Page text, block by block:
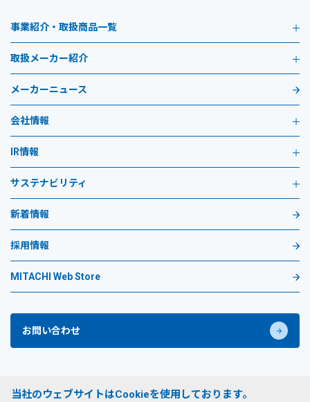
事業紹介・取扱商品一覧
取扱メーカー紹介
メーカーニュース
会社情報
IR情報
サステナビリティ
新着情報
採用情報
MITACHI Web Store
お問い合わせ
当社のウェブサイトはCookieを使用しております。